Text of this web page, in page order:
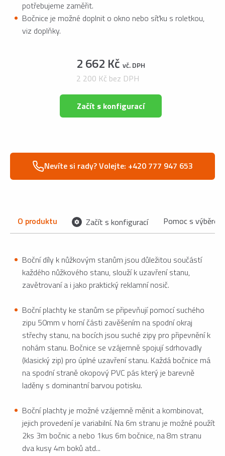
potřebujeme zaměřit.
Bočnice je možné doplnit o okno nebo síťku s roletkou,
viz doplňky.
2 662 Kč vč. DPH
2 200 Kč bez DPH
Začít s konfigurací
Nevíte si rady? Volejte: +420 777 947 653
O produktu Začít s konfigurací Pomoc s výběrem
Boční díly k nůžkovým stanům jsou důležitou součástí
každého nůžkového stanu, slouží k uzavření stanu,
zavětrovaní a i jako praktický reklamní nosič.
Boční plachty ke stanům se připevňují pomocí suchého
zipu 50mm v horní části zavěšením na spodní okraj
střechy stanu, na bocích jsou suché zipy pro připevnění k
nohám stanu. Bočnice se vzájemně spojují sdrhovadly
(klasický zip) pro úplné uzavření stanu. Každá bočnice má
na spodní straně okopový PVC pás který je barevně
laděny s dominantní barvou potisku.
Boční plachty je možné vzájemně měnit a kombinovat,
jejich provedení je variabilní. Na 6m stranu je možné použít
2ks 3m bočnic a nebo 1kus 6m bočnice, na 8m stranu
dva kusy 4m boků atd...